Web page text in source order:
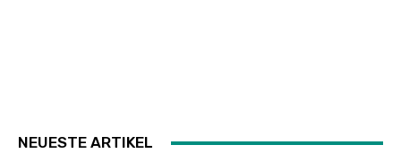
NEUESTE ARTIKEL